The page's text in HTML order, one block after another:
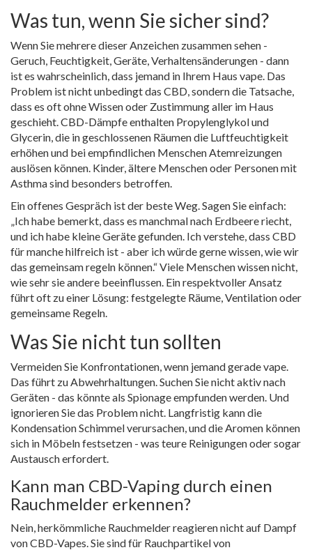
Was tun, wenn Sie sicher sind?
Wenn Sie mehrere dieser Anzeichen zusammen sehen -
Geruch, Feuchtigkeit, Geräte, Verhaltensänderungen - dann
ist es wahrscheinlich, dass jemand in Ihrem Haus vape. Das
Problem ist nicht unbedingt das CBD, sondern die Tatsache,
dass es oft ohne Wissen oder Zustimmung aller im Haus
geschieht. CBD-Dämpfe enthalten Propylenglykol und
Glycerin, die in geschlossenen Räumen die Luftfeuchtigkeit
erhöhen und bei empfindlichen Menschen Atemreizungen
auslösen können. Kinder, ältere Menschen oder Personen mit
Asthma sind besonders betroffen.
Ein offenes Gespräch ist der beste Weg. Sagen Sie einfach:
„Ich habe bemerkt, dass es manchmal nach Erdbeere riecht,
und ich habe kleine Geräte gefunden. Ich verstehe, dass CBD
für manche hilfreich ist - aber ich würde gerne wissen, wie wir
das gemeinsam regeln können.“ Viele Menschen wissen nicht,
wie sehr sie andere beeinflussen. Ein respektvoller Ansatz
führt oft zu einer Lösung: festgelegte Räume, Ventilation oder
gemeinsame Regeln.
Was Sie nicht tun sollten
Vermeiden Sie Konfrontationen, wenn jemand gerade vape.
Das führt zu Abwehrhaltungen. Suchen Sie nicht aktiv nach
Geräten - das könnte als Spionage empfunden werden. Und
ignorieren Sie das Problem nicht. Langfristig kann die
Kondensation Schimmel verursachen, und die Aromen können
sich in Möbeln festsetzen - was teure Reinigungen oder sogar
Austausch erfordert.
Kann man CBD-Vaping durch einen
Rauchmelder erkennen?
Nein, herkömmliche Rauchmelder reagieren nicht auf Dampf
von CBD-Vapes. Sie sind für Rauchpartikel von